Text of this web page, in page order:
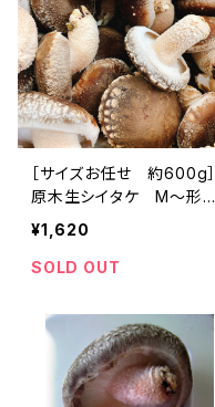
［サイズお任せ 約600g］
原木生シイタケ M〜形不
揃い
¥1,620
SOLD OUT